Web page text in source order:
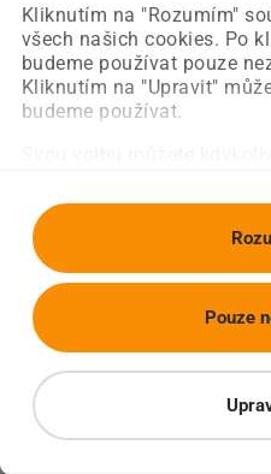
Kliknutím na "Rozumím"
všech našich cookies. Po
budeme používat pouze
Kliknutím na "Upravit"
budeme používat.
Pouze
Obnovit stránku